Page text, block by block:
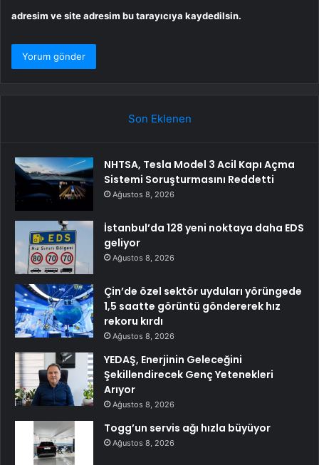
adresim ve site adresim bu tarayıcıya kaydedilsin.
Son Eklenen
NHTSA, Tesla Model 3 Acil Kapı Açma
Sistemi Soruşturmasını Reddetti
Ağustos 8, 2026
İstanbul’da 128 yeni noktaya daha EDS
geliyor
Ağustos 8, 2026
Çin’de özel sektör uyduları yörüngede
1,5 saatte görüntü göndererek hız
rekoru kırdı
Ağustos 8, 2026
YEDAŞ, Enerjinin Geleceğini
Şekillendirecek Genç Yetenekleri
Arıyor
Ağustos 8, 2026
Togg’un servis ağı hızla büyüyor
Ağustos 8, 2026